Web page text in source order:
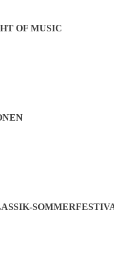
OF MUSIC